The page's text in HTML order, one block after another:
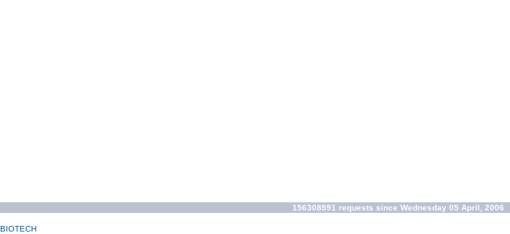
156308591 requests since Wednesday 05 April, 2006